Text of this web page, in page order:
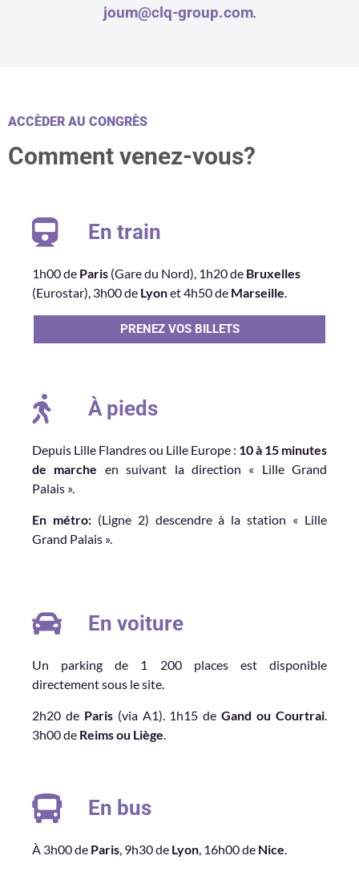
joum@clq-group.com
ACCÈDER AU CONGRÈS
Comment venez-vous?
En train
1h00 de Paris (Gare du Nord), 1h20 de Bruxelles
(Eurostar), 3h00 de Lyonet 4h50 de Marseille.
PRENEZ VOS BILLETS
À pieds
Depuis Lille Flandres ou Lille Europe : 10 à 15 minutes
de marche en suivant la direction « Lille Grand
Palais ».
En métro: (Ligne 2) descendre à la station « Lille
Grand Palais ».
En voiture
Un parking de 1 200 places est disponible
directement sous le site.
2h20 de Paris(via A1). 1h15 deGand ou Courtrai
3h00 de Reims ou Liège
En bus
À 3h00 de Paris , 9h30 de Lyon , 16h00 de Nice